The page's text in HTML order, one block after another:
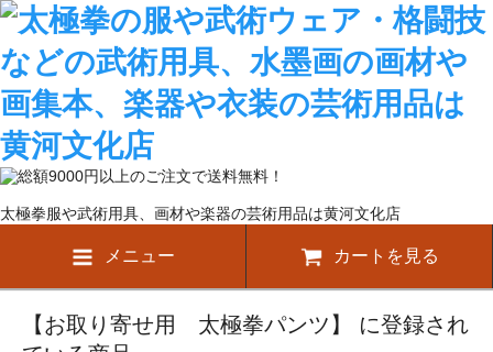
太極拳服や武術用具、画材や楽器の芸術用品は黄河文化店
メニュー カートを見る
【お取り寄せ用 太極拳パンツ】 に登録され